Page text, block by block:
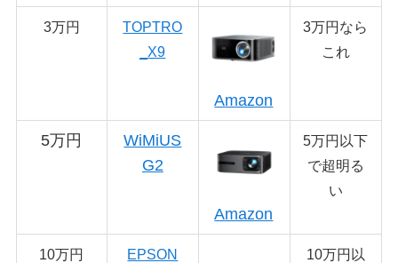
3万円
TOPTRO
_X9
Amazon
3万円なら
これ
5万円
WiMiUS
G2
Amazon
5万円以下
で超明る
い
10万円
EPSON
10万円以